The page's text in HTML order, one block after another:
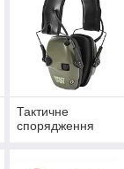
Тактичне
спорядження